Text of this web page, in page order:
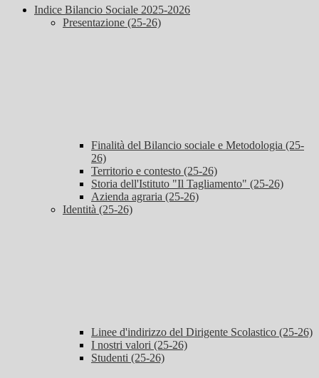
Indice Bilancio Sociale 2025-2026
Presentazione (25-26)
Finalità del Bilancio sociale e Metodologia (25-
26)
Territorio e contesto (25-26)
Storia dell'Istituto "Il Tagliamento" (25-26)
Azienda agraria (25-26)
Identità (25-26)
Linee d'indirizzo del Dirigente Scolastico (25-26)
I nostri valori (25-26)
Studenti (25-26)